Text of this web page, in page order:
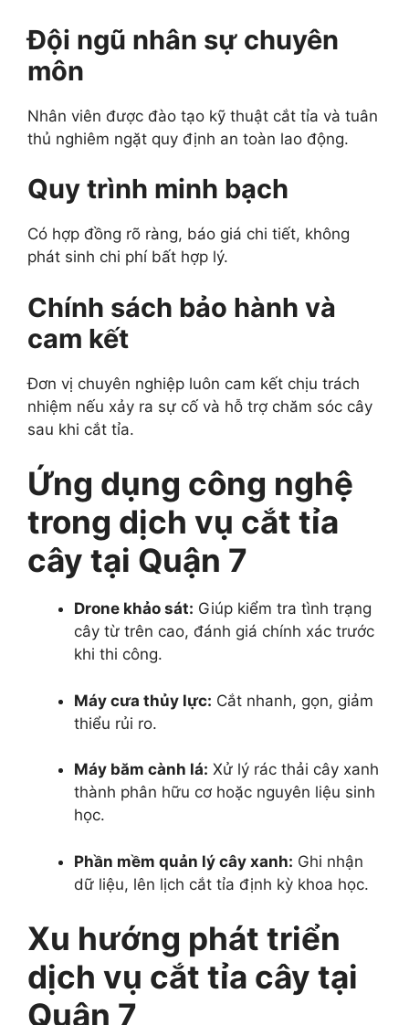
Đội ngũ nhân sự chuyên
môn
Nhân viên được đào tạo kỹ thuật cắt tỉa và tuân
thủ nghiêm ngặt quy định an toàn lao động.
Quy trình minh bạch
Có hợp đồng rõ ràng, báo giá chi tiết, không
phát sinh chi phí bất hợp lý.
Chính sách bảo hành và
cam kết
Đơn vị chuyên nghiệp luôn cam kết chịu trách
nhiệm nếu xảy ra sự cố và hỗ trợ chăm sóc cây
sau khi cắt tỉa.
Ứng dụng công nghệ
trong dịch vụ cắt tỉa
cây tại Quận 7
Drone khảo sát: Giúp kiểm tra tình trạng
cây từ trên cao, đánh giá chính xác trước
khi thi công.
Máy cưa thủy lực: Cắt nhanh, gọn, giảm
thiểu rủi ro.
Máy băm cành lá: Xử lý rác thải cây xanh
thành phân hữu cơ hoặc nguyên liệu sinh
học.
Phần mềm quản lý cây xanh: Ghi nhận
dữ liệu, lên lịch cắt tỉa định kỳ khoa học.
Xu hướng phát triển
dịch vụ cắt tỉa cây tại
Quận 7